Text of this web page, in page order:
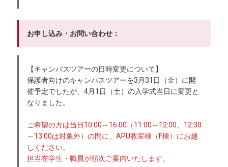
お申し込み・お問い合わせ：
【キャンパスツアーの日時変更について】
保護者向けのキャンパスツアーを3月31日（金）に開
催予定でしたが、4月1日（土）の入学式当日に変更と
なりました。
ご希望の方は当日10:00～16:00（11:00～12:00、12:30
～13:00は対象外）の間に、APU教室棟（F棟）にお越
しください。
担当在学生・職員が順次ご案内いたします。